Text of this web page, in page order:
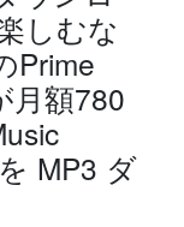
しむな
Prime
月額780
MP3 ダ